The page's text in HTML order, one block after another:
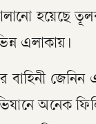
হয়েছে
এলাকায়।
বাহিনী
অনেক